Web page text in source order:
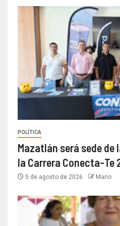
POLÍTICA
Mazatlán será sede
la Carrera Conecta-Te
5 de agosto de 2026 Mario